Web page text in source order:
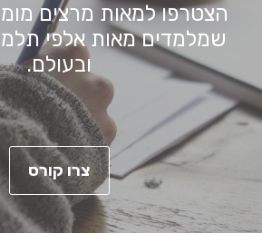
הצטרפו למאות מרצים
שמלמדים מאות אלפי
ובעולם.
צרו קורס